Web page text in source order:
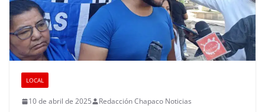
LOCAL
10 de abril de 2025 Redacción Chapaco Noticias